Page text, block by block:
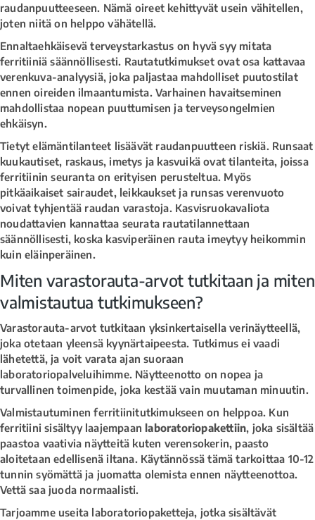
raudanpuutteeseen. Nämä oireet kehittyvät usein vähitellen,
joten niitä on helppo vähätellä.
Ennaltaehkäisevä terveystarkastus on hyvä syy mitata
ferritiiniä säännöllisesti. Rautatutkimukset ovat osa kattavaa
verenkuva-analyysiä, joka paljastaa mahdolliset puutostilat
ennen oireiden ilmaantumista. Varhainen havaitseminen
mahdollistaa nopean puuttumisen ja terveysongelmien
ehkäisyn.
Tietyt elämäntilanteet lisäävät raudanpuutteen riskiä. Runsaat
kuukautiset, raskaus, imetys ja kasvuikä ovat tilanteita, joissa
ferritiinin seuranta on erityisen perusteltua. Myös
pitkäaikaiset sairaudet, leikkaukset ja runsas verenvuoto
voivat tyhjentää raudan varastoja. Kasvisruokavaliota
noudattavien kannattaa seurata rautatilannettaan
säännöllisesti, koska kasviperäinen rauta imeytyy heikommin
kuin eläinperäinen.
Miten varastorauta-arvot tutkitaan ja miten
valmistautua tutkimukseen?
Varastorauta-arvot tutkitaan yksinkertaisella verinäytteellä,
joka otetaan yleensä kyynärtaipeesta. Tutkimus ei vaadi
lähetettä, ja voit varata ajan suoraan
laboratoriopalveluihimme. Näytteenotto on nopea ja
turvallinen toimenpide, joka kestää vain muutaman minuutin.
Valmistautuminen ferritiinitutkimukseen on helppoa. Kun
ferritiini sisältyy laajempaan laboratoriopakettiin, joka sisältää
paastoa vaativia näytteitä kuten verensokerin, paasto
aloitetaan edellisenä iltana. Käytännössä tämä tarkoittaa 10-12
tunnin syömättä ja juomatta olemista ennen näytteenottoa.
Vettä saa juoda normaalisti.
Tarjoamme useita laboratoriopaketteja, jotka sisältävät